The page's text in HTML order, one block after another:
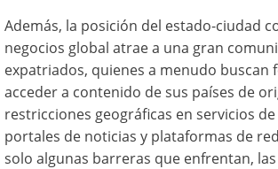
Además, la posición del estado-ciudad
negocios global atrae a una gran
expatriados, quienes a menudo buscan
acceder a contenido de sus países de
restricciones geográficas en servicios
portales de noticias y plataformas de
solo algunas barreras que enfrentan, las